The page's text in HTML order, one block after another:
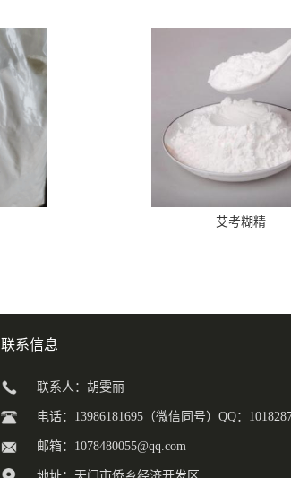
艾考糊精
联系信息
联系人：胡雯丽
电话：13986181695（微信同号）QQ：
邮箱： 1078480055@qq.com